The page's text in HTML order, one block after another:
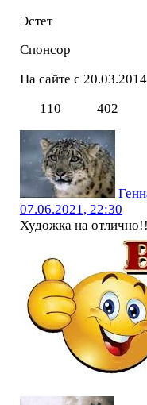
Эстет
Спонсор
На сайте с 20.03.2014
110
402
07.06.2021, 22:30
Художка на